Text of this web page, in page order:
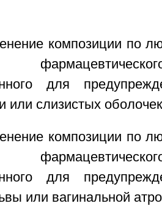
композиции по
для
или слизистых
композиции по
для
или вагинальной